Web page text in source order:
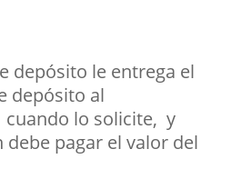
depósito le entrega el
depósito al
lo solicite, y
debe pagar el valor del